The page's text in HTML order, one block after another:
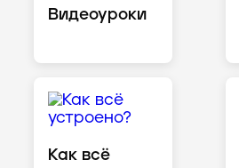
Видеоуроки
Как всё